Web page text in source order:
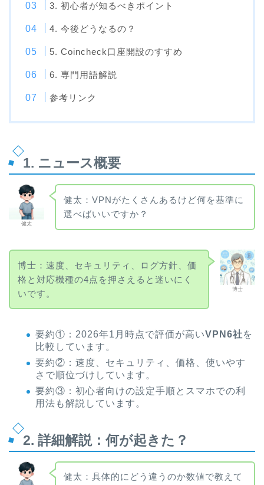
3. 初心者が知るべきポイント
4. 今後どうなるの？
5. Coincheck口座開設のすすめ
6. 専門用語解説
参考リンク
1. ニュース概要
健太
健太：VPNがたくさんあるけど何を基準に
選べばいいですか？
博士
博士：速度、セキュリティ、ログ方針、価
格と対応機種の4点を押さえると迷いにく
いです。
要約①：2026年1月時点で評価が高いVPN6社を
比較しています。
要約②：速度、セキュリティ、価格、使いやす
さで順位づけしています。
要約③：初心者向けの設定手順とスマホでの利
用法も解説しています。
2. 詳細解説：何が起きた？
健太：具体的にどう違うのか数値で教えて